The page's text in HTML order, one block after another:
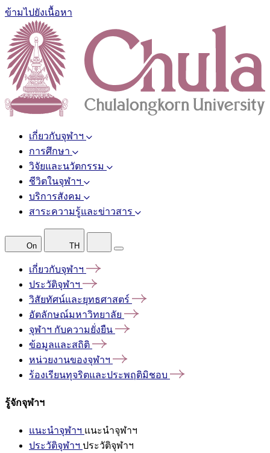
ข้ามไปยังเนื้อหา
เกี่ยวกับจุฬาฯ
การศึกษา
วิจัยและนวัตกรรม
ชีวิตในจุฬาฯ
บริการสังคม
สาระความรู้และข่าวสาร
On TH
เกี่ยวกับจุฬาฯ
ประวัติจุฬาฯ
วิสัยทัศน์และยุทธศาสตร์
อัตลักษณ์มหาวิทยาลัย
จุฬาฯ กับความยั่งยืน
ข้อมูลและสถิติ
หน่วยงานของจุฬาฯ
ร้องเรียนทุจริตและประพฤติมิชอบ
รู้จักจุฬาฯ
แนะนำจุฬาฯ แนะนำจุฬาฯ
ประวัติจุฬาฯ ประวัติจุฬาฯ